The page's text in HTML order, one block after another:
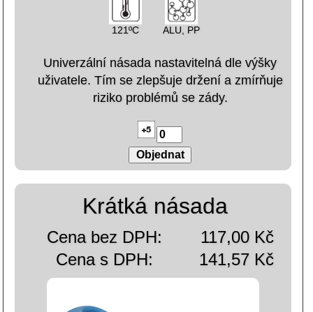
121ºC ALU, PP
Univerzální násada nastavitelná dle výšky
uživatele. Tím se zlepšuje držení a zmírňuje
riziko problémů se zády.
Krátká násada
Cena bez DPH:
117,00 Kč
Cena s DPH:
141,57 Kč